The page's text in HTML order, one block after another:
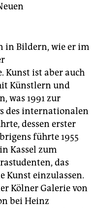
in Bildern, wie er im
Kunst ist aber auch
Künstlern und
was 1991 zur
des internationalen
dessen erster
führte 1955
Kassel zum
das
Kunst einzulassen.
Kölner Galerie von
bei Heinz